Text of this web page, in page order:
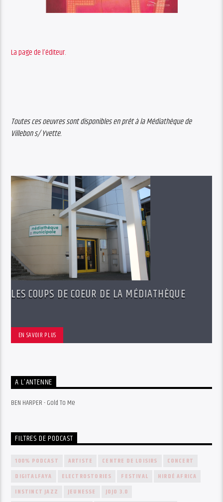
La page de l’éditeur.
Toutes ces oeuvres sont disponibles en prêt à la Médiathèque de
Villebon s/ Yvette.
LES COUPS DE COEUR DE LA MÉDIATHÈQUE
EN SAVOIR PLUS
A L’ANTENNE
BEN HARPER - Gold To Me
FILTRES DE PODCAST
100% PODCAST ARTISTE CENTRE DE LOISIRS
CONCERT
DIGITALFAYA
ELECTROSTORIES FESTIVAL
HIRDÉ AFRICA
INSTINCT JAZZ
JEUNESSE
JOJO 3.0